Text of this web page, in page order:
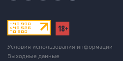
Условия использования информации
Выходные данные